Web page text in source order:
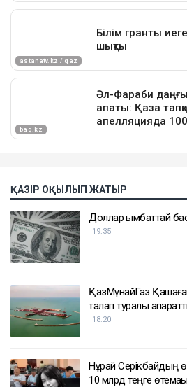
ҚАЗІР ОҚЫЛЫП ЖАТЫР
Доллар қымбаттай
19:35
ҚазМұнайГаз
талап туралы
18:20
Нұрай Серікбайдың
10 млрд теңге